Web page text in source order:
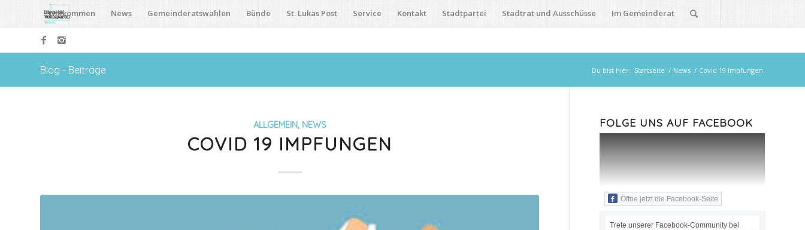
Willkommen News Gemeinderatswahlen Bünde St. Lukas Post Service Kontakt Stadtpartei Stadtrat und Ausschüsse Im Gemeinderat
Blog - Beiträge Du bist hier: Startseite / News / Covid 19 Impfungen
ALLGEMEIN, NEWS
COVID 19 IMPFUNGEN
FOLGE UNS AUF FACEBOOK
Öffne jetzt die Facebook-Seite
Trete unserer Facebook-Community bei